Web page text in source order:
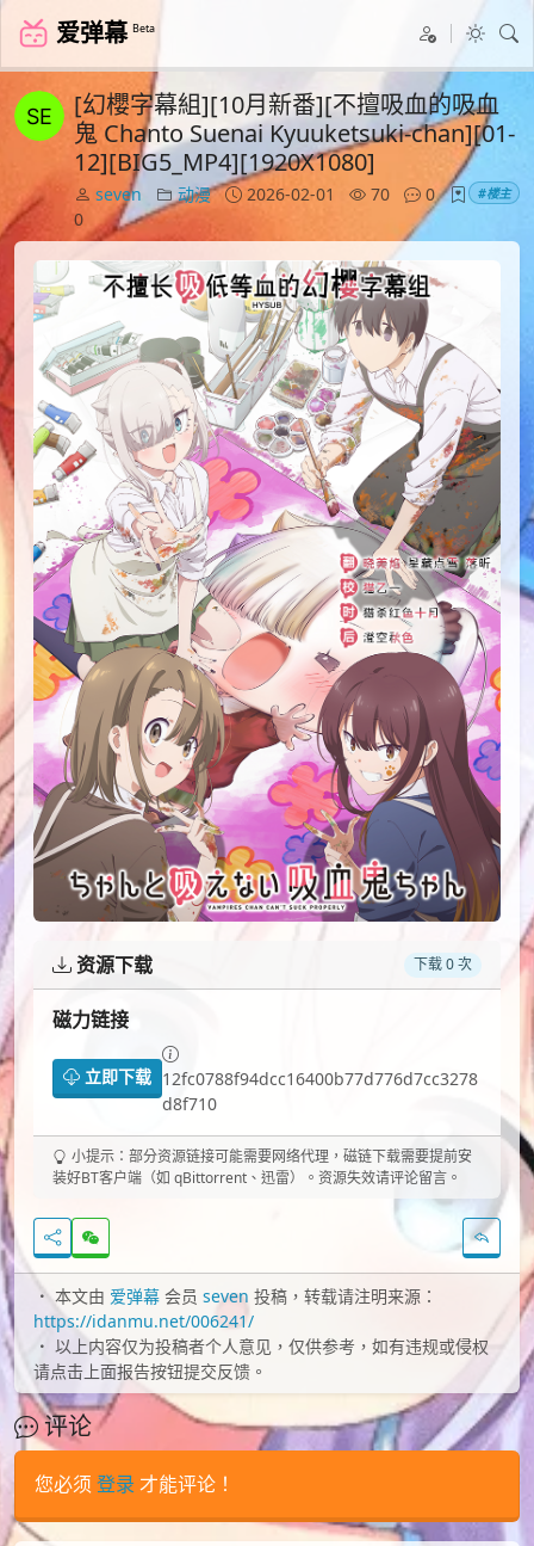
爱弹幕 Beta
[幻櫻字幕組][10月新番][不擅吸血的吸血
鬼 Chanto Suenai Kyuuketsuki-chan][01-
12][BIG5_MP4][1920X1080]
seven 动漫 2026-02-01 70
0
0
#楼主
资源下载 下载 0 次
磁力链接
立即下载 12fc0788f94dcc16400b77d776d7cc3278
d8f710
小提示：部分资源链接可能需要网络代理，磁链下载需要提前安
装好BT客户端（如 qBittorrent、迅雷）。资源失效请评论留言。
本文由 爱弹幕 会员 seven 投稿，转载请注明来源：
https://idanmu.net/006241/
以上内容仅为投稿者个人意见，仅供参考，如有违规或侵权
请点击上面报告按钮提交反馈。
评论
您必须登录 才能评论！